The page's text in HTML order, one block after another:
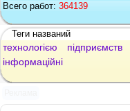
Всего работ: 364139
Теги названий
технологією підприємств
інформаційні